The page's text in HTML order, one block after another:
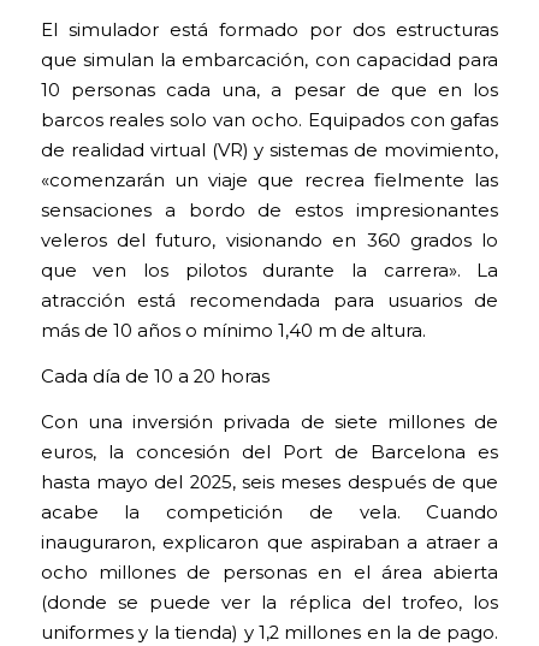
El simulador está formado por dos estructuras
que simulan la embarcación, con capacidad para
10 personas cada una, a pesar de que en los
barcos reales solo van ocho. Equipados con gafas
de realidad virtual (VR) y sistemas de movimiento,
«comenzarán un viaje que recrea fielmente las
sensaciones a bordo de estos impresionantes
veleros del futuro, visionando en 360 grados lo
que ven los pilotos durante la carrera». La
atracción está recomendada para usuarios de
más de 10 años o mínimo 1,40 m de altura.
Cada día de 10 a 20 horas
Con una inversión privada de siete millones de
euros, la concesión del Port de Barcelona es
hasta mayo del 2025, seis meses después de que
acabe la competición de vela. Cuando
inauguraron, explicaron que aspiraban a atraer a
ocho millones de personas en el área abierta
(donde se puede ver la réplica del trofeo, los
uniformes y la tienda) y 1,2 millones en la de pago.